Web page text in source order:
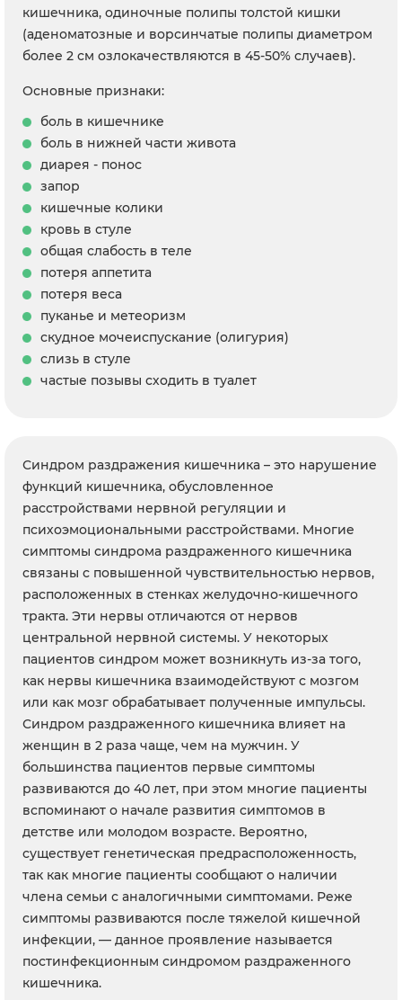
кишечника, одиночные полипы толстой кишки
(аденоматозные и ворсинчатые полипы диаметром
более 2 см озлокачествляются в 45-50% случаев).
Основные признаки:
боль в кишечнике
боль в нижней части живота
диарея - понос
запор
кишечные колики
кровь в стуле
общая слабость в теле
потеря аппетита
потеря веса
пуканье и метеоризм
скудное мочеиспускание (олигурия)
слизь в стуле
частые позывы сходить в туалет
Синдром раздражения кишечника – это нарушение
функций кишечника, обусловленное
расстройствами нервной регуляции и
психоэмоциональными расстройствами. Многие
симптомы синдрома раздраженного кишечника
связаны с повышенной чувствительностью нервов,
расположенных в стенках желудочно-кишечного
тракта. Эти нервы отличаются от нервов
центральной нервной системы. У некоторых
пациентов синдром может возникнуть из-за того,
как нервы кишечника взаимодействуют с мозгом
или как мозг обрабатывает полученные импульсы.
Синдром раздраженного кишечника влияет на
женщин в 2 раза чаще, чем на мужчин. У
большинства пациентов первые симптомы
развиваются до 40 лет, при этом многие пациенты
вспоминают о начале развития симптомов в
детстве или молодом возрасте. Вероятно,
существует генетическая предрасположенность,
так как многие пациенты сообщают о наличии
члена семьи с аналогичными симптомами. Реже
симптомы развиваются после тяжелой кишечной
инфекции, — данное проявление называется
постинфекционным синдромом раздраженного
кишечника.